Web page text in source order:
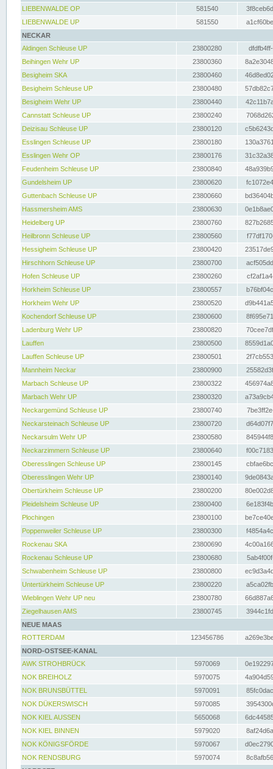
LIEBENWALDE OP
581540
LIEBENWALDE UP
581550
NECKAR
Aldingen Schleuse UP
23800280
Beihingen Wehr UP
23800360
Besigheim SKA
23800460
Besigheim Schleuse UP
23800480
Besigheim Wehr UP
23800440
Cannstatt Schleuse UP
23800240
Deizisau Schleuse UP
23800120
Esslingen Schleuse UP
23800180
Esslingen Wehr OP
23800176
Feudenheim Schleuse UP
23800840
Gundelsheim UP
23800620
Guttenbach Schleuse UP
23800660
Hassmersheim AMS
23800630
Heidelberg UP
23800760
Heilbronn Schleuse UP
23800560
Hessigheim Schleuse UP
23800420
Hirschhorn Schleuse UP
23800700
Hofen Schleuse UP
23800260
Horkheim Schleuse UP
23800557
Horkheim Wehr UP
23800520
Kochendorf Schleuse UP
23800600
Ladenburg Wehr UP
23800820
Lauffen
23800500
Lauffen Schleuse UP
23800501
Mannheim Neckar
23800900
Marbach Schleuse UP
23800322
Marbach Wehr UP
23800320
Neckargemünd Schleuse UP
23800740
Neckarsteinach Schleuse UP
23800720
Neckarsulm Wehr UP
23800580
Neckarzimmern Schleuse UP
23800640
Oberesslingen Schleuse UP
23800145
Oberesslingen Wehr UP
23800140
Obertürkheim Schleuse UP
23800200
Pleidelsheim Schleuse UP
23800400
Plochingen
23800100
Poppenweiler Schleuse UP
23800300
Rockenau SKA
23800690
Rockenau Schleuse UP
23800680
Schwabenheim Schleuse UP
23800800
Untertürkheim Schleuse UP
23800220
Wieblingen Wehr UP neu
23800780
Ziegelhausen AMS
23800745
NEUE MAAS
ROTTERDAM
123456786
NORD-OSTSEE-KANAL
AWK STROHBRÜCK
5970069
NOK BREIHOLZ
5970075
NOK BRUNSBÜTTEL
5970091
NOK DÜKERSWISCH
5970085
NOK KIEL AUSSEN
5650068
NOK KIEL BINNEN
5979020
NOK KÖNIGSFÖRDE
5970067
NOK RENDSBURG
5970074